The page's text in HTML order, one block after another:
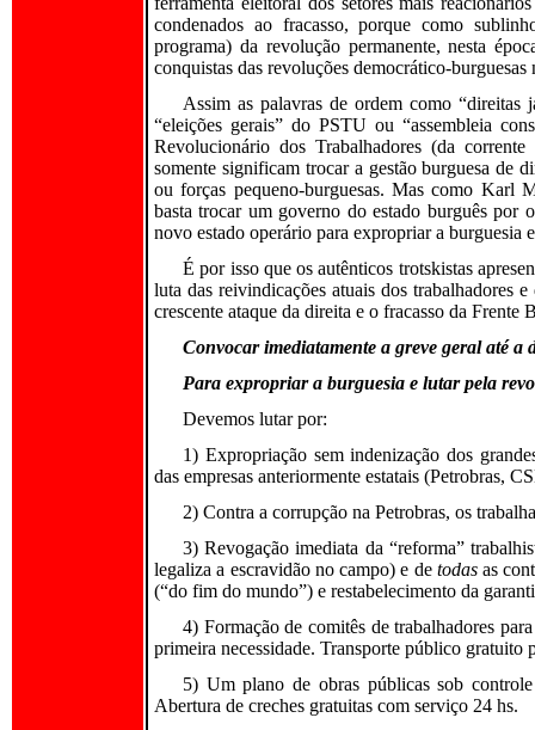
condenados ao fracasso, porque como
programa) da revolução permanente, nesta
conquistas das revoluções democrático-
Assim as palavras de ordem como
“eleições gerais” do PSTU ou “assembleia
Revolucionário dos Trabalhadores (da
somente significam trocar a gestão burguesa de
ou forças pequeno-burguesas. Mas como Karl
basta trocar um governo do estado burguês por
novo estado operário para expropriar a burguesia
É por isso que os autênticos trotskistas
luta das reivindicações atuais dos trabalhadores
crescente ataque da direita e o fracasso da Frente
Convocar imediatamente a greve geral até
Para expropriar a burguesia e lutar pela
Devemos lutar por:
1) Expropriação sem indenização dos
das empresas anteriormente estatais (Petrobras,
2) Contra a corrupção na Petrobras, os
3) Revogação imediata da “reforma”
legaliza a escravidão no campo) e de todasas
(“do fim do mundo”) e restabelecimento da
4) Formação de comitês de trabalhadores
primeira necessidade. Transporte público gratuito
5) Um plano de obras públicas sob
Abertura de creches gratuitas com serviço 24 hs.